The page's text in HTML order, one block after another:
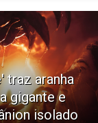
traz aranha
gigante e
isolado